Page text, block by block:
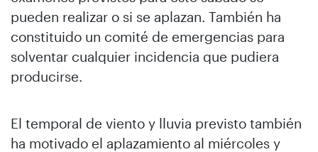
pueden realizar o si se aplazan. También ha
constituido un comité de emergencias para
solventar cualquier incidencia que pudiera
producirse.
El temporal de viento y lluvia previsto también
ha motivado el aplazamiento al miércoles y